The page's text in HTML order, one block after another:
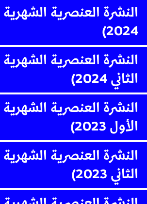
النشرة العنصرية الشهرية
2024)
النشرة العنصرية
الثاني 2024)
النشرة العنصرية
الأول 2023)
النشرة العنصرية
الثاني 2023)